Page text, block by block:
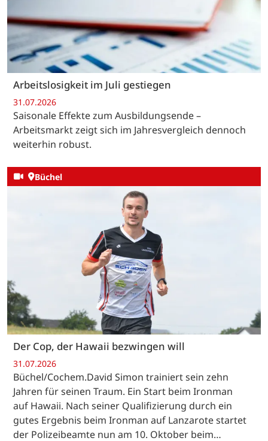
Arbeitslosigkeit im Juli gestiegen
31.07.2026
Saisonale Effekte zum Ausbildungsende –
Arbeitsmarkt zeigt sich im Jahresvergleich dennoch
weiterhin robust.
Büchel
Der Cop, der Hawaii bezwingen will
31.07.2026
Büchel/Cochem.David Simon trainiert sein zehn
Jahren für seinen Traum. Ein Start beim Ironman
auf Hawaii. Nach seiner Qualifizierung durch ein
gutes Ergebnis beim Ironman auf Lanzarote startet
der Polizeibeamte nun am 10. Oktober beim…